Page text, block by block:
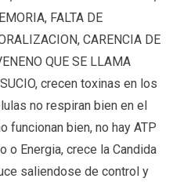
FALTA DE
CARENCIA DE
QUE SE LLAMA
crecen toxinas en los
no respiran bien en el
funcionan bien, no hay ATP
o Energia, crece la Candida
saliendose de control y